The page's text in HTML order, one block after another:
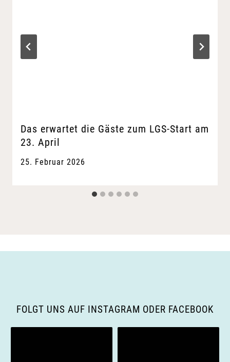
Das erwartet die Gäste zum LGS-Start am
23. April
25. Februar 2026
FOLGT UNS AUF INSTAGRAM ODER FACEBOOK